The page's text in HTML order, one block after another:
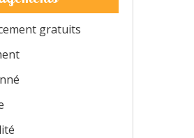
gratuits